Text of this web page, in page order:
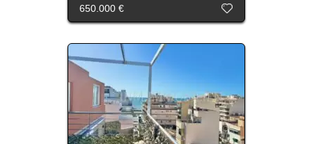
650.000 €